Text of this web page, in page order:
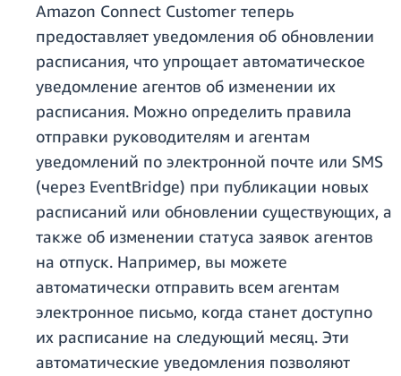
Amazon Connect Customer теперь
предоставляет уведомления об обновлении
расписания, что упрощает автоматическое
уведомление агентов об изменении их
расписания. Можно определить правила
отправки руководителям и агентам
уведомлений по электронной почте или SMS
(через EventBridge) при публикации новых
расписаний или обновлении существующих, а
также об изменении статуса заявок агентов
на отпуск. Например, вы можете
автоматически отправить всем агентам
электронное письмо, когда станет доступно
их расписание на следующий месяц. Эти
автоматические уведомления позволяют